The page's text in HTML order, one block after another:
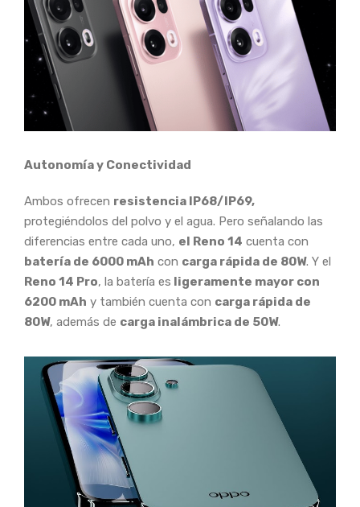
Autonomía y Conectividad
Ambos ofrecen resistencia IP68/IP69,
protegiéndolos del polvo y el agua. Pero señalando las
diferencias entre cada uno, el Reno 14 cuenta con
batería de 6000 mAh con carga rápida de 80W. Y el
Reno 14 Pro, la batería es ligeramente mayor con
6200 mAh y también cuenta con carga rápida de
80W, además de carga inalámbrica de 50W.